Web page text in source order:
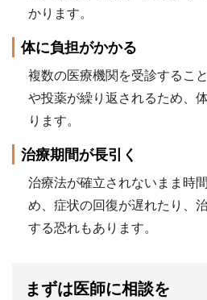
かります。
体に負担がかかる
複数の医療機関を受診するこ
や投薬が繰り返されるため、
ります。
治療期間が長引く
治療法が確立されないまま時
め、症状の回復が遅れたり、
する恐れもあります。
まずは医師に相談を